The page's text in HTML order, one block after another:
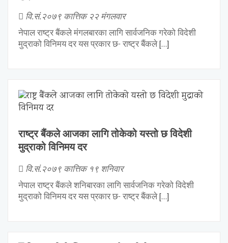
वि.सं.२०७९ कात्तिक २२ मंगलवार
नेपाल राष्ट्र बैंकले मंगलबारका लागि सार्वजनिक गरेको विदेशी
मुद्राको विनिमय दर यस प्रकार छ- राष्ट्र बैंकले[…]
राष्ट्र बैंकले आजका लागि तोकेको यस्तो छ विदेशी
मुद्राको विनिमय दर
वि.सं.२०७९ कात्तिक १९ शनिवार
नेपाल राष्ट्र बैंकले शनिबारका लागि सार्वजनिक गरेको विदेशी
मुद्राको विनिमय दर यस प्रकार छ- राष्ट्र बैंकले[…]